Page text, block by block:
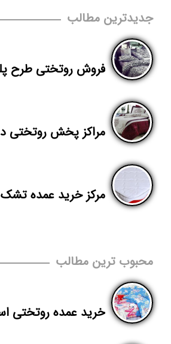
جدیدترین مطالب
مرکز خرید عمده تشک 180
محبوب ترین مطالب